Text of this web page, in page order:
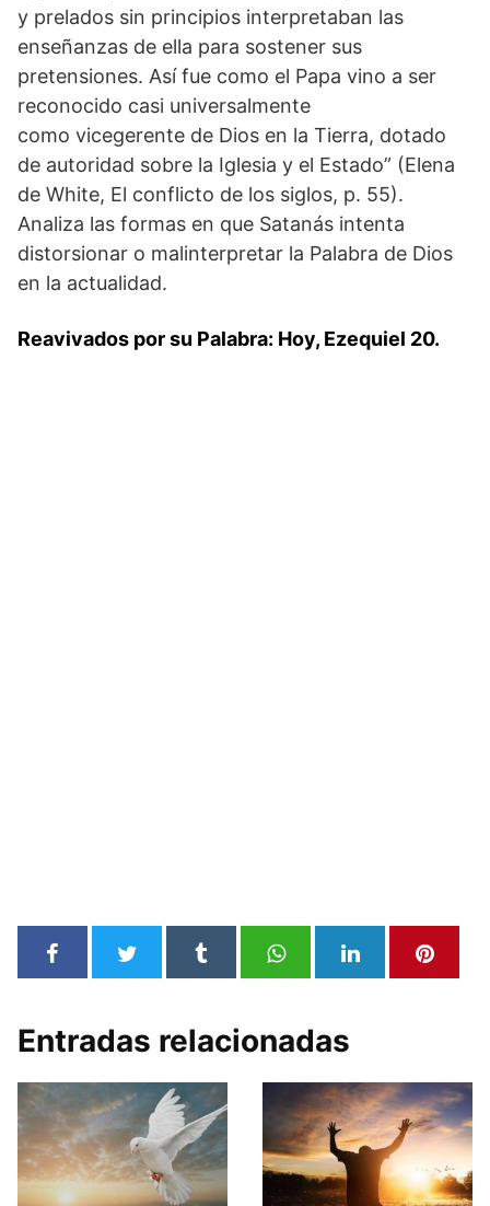
y prelados sin principios interpretaban las
enseñanzas de ella para sostener sus
pretensiones. Así fue como el Papa vino a ser
reconocido casi universalmente
como vicegerente de Dios en la Tierra, dotado
de autoridad sobre la Iglesia y el Estado” (Elena
de White, El conflicto de los siglos, p. 55).
Analiza las formas en que Satanás intenta
distorsionar o malinterpretar la Palabra de Dios
en la actualidad.
Reavivados por su Palabra: Hoy, Ezequiel 20.
Entradas relacionadas